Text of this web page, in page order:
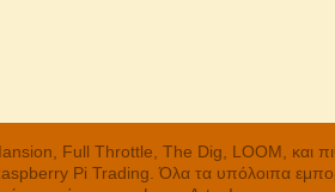
Full Throttle, The Dig, LOOM, και
Pi Trading. Όλα τα υπόλοιπα